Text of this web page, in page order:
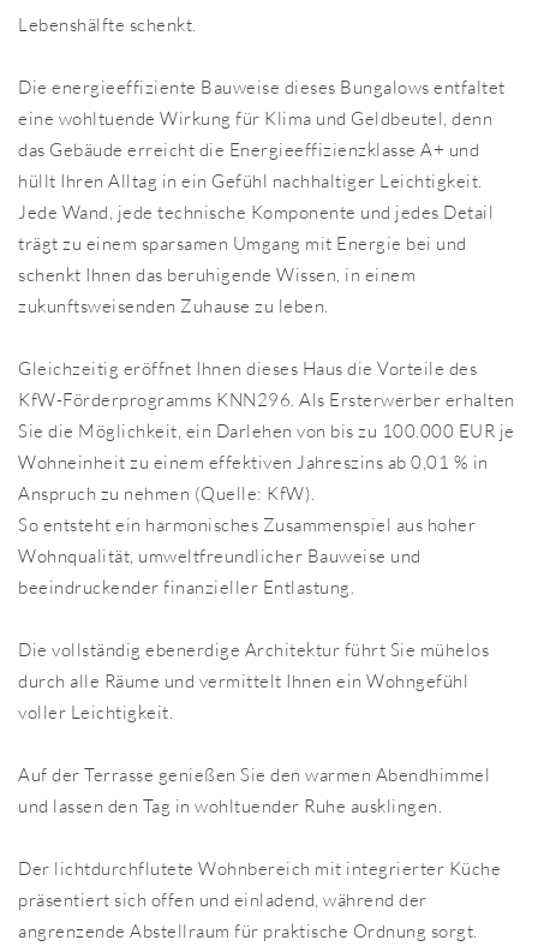
Lebenshälfte schenkt.
Die energieeffiziente Bauweise dieses Bungalows entfaltet
eine wohltuende Wirkung für Klima und Geldbeutel, denn
das Gebäude erreicht die Energieeffizienzklasse A+ und
hüllt Ihren Alltag in ein Gefühl nachhaltiger Leichtigkeit.
Jede Wand, jede technische Komponente und jedes Detail
trägt zu einem sparsamen Umgang mit Energie bei und
schenkt Ihnen das beruhigende Wissen, in einem
zukunftsweisenden Zuhause zu leben.
Gleichzeitig eröffnet Ihnen dieses Haus die Vorteile des
KfW-Förderprogramms KNN296. Als Ersterwerber erhalten
Sie die Möglichkeit, ein Darlehen von bis zu 100.000 EUR je
Wohneinheit zu einem effektiven Jahreszins ab 0,01 % in
Anspruch zu nehmen (Quelle: KfW).
So entsteht ein harmonisches Zusammenspiel aus hoher
Wohnqualität, umweltfreundlicher Bauweise und
beeindruckender finanzieller Entlastung.
Die vollständig ebenerdige Architektur führt Sie mühelos
durch alle Räume und vermittelt Ihnen ein Wohngefühl
voller Leichtigkeit.
Auf der Terrasse genießen Sie den warmen Abendhimmel
und lassen den Tag in wohltuender Ruhe ausklingen.
Der lichtdurchflutete Wohnbereich mit integrierter Küche
präsentiert sich offen und einladend, während der
angrenzende Abstellraum für praktische Ordnung sorgt.